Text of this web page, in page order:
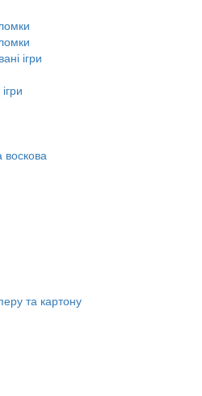
ігри
воскова
та картону